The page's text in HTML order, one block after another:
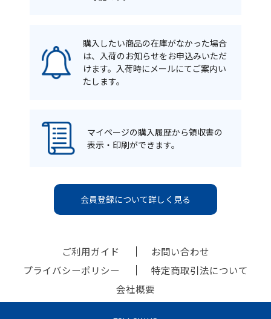
購入したい商品の在庫がなかった場合
は、入荷のお知らせをお申込みいただ
けます。入荷時にメールにてご案内い
たします。
マイページの購入履歴から領収書の
表示・印刷ができます。
会員登録について詳しく見る
ご利用ガイド
お問い合わせ
プライバシーポリシー
特定商取引法について
会社概要